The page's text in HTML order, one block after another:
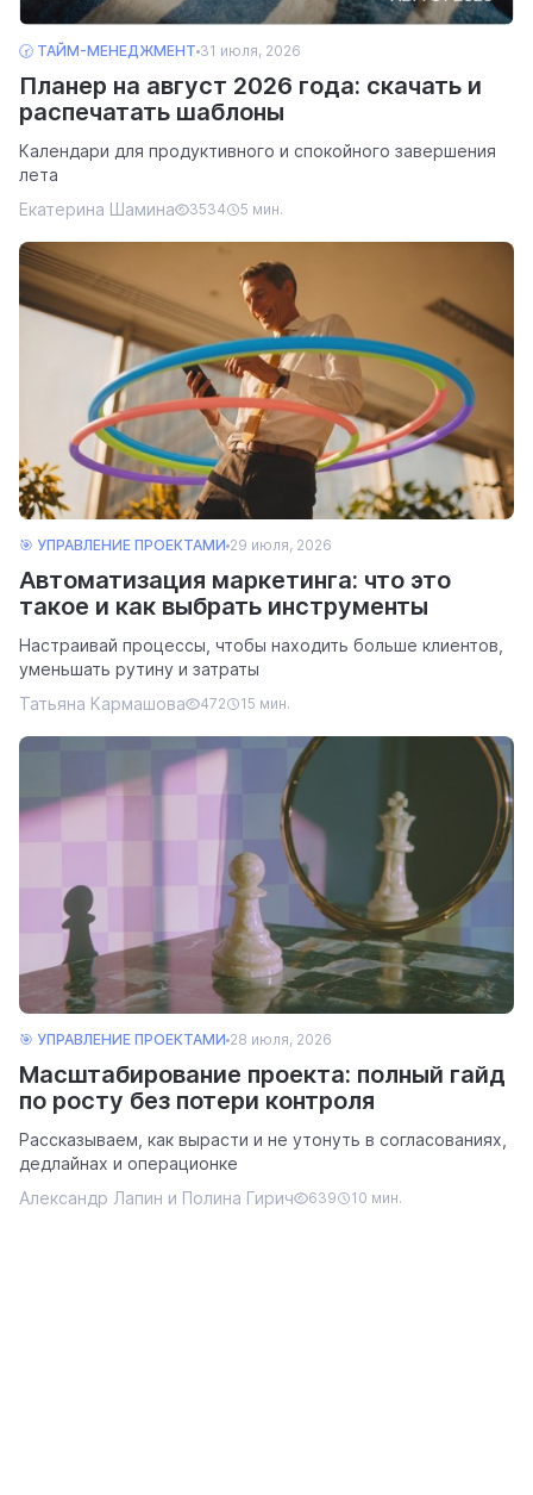
🕝 ТАЙМ-МЕНЕДЖМЕНТ 31 июля, 2026
Планер на август 2026 года: скачать и
распечатать шаблоны
Календари для продуктивного и спокойного завершения
лета
Екатерина Шамина
3534 5 мин.
🎯 УПРАВЛЕНИЕ ПРОЕКТАМИ 29 июля, 2026
Автоматизация маркетинга: что это
такое и как выбрать инструменты
Настраивай процессы, чтобы находить больше клиентов,
уменьшать рутину и затраты
Татьяна Кармашова
472 15 мин.
🎯 УПРАВЛЕНИЕ ПРОЕКТАМИ 28 июля, 2026
Масштабирование проекта: полный гайд
по росту без потери контроля
Рассказываем, как вырасти и не утонуть в согласованиях,
дедлайнах и операционке
Александр Лапин и Полина Гирич
639 10 мин.